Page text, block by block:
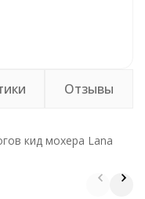
Отзывы
кид мохера Lana